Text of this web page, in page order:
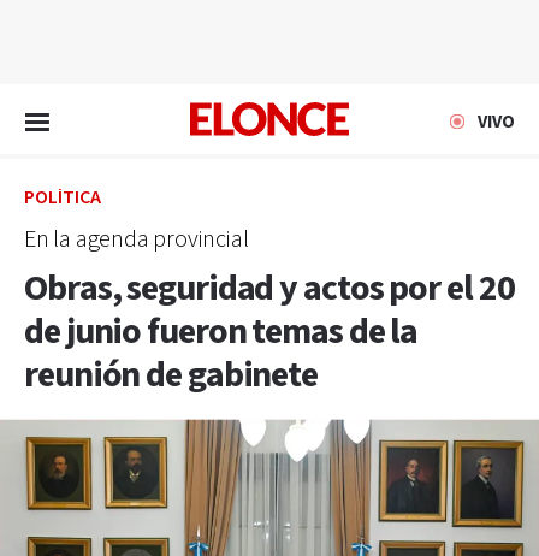
VIVO
POLÍTICA
En la agenda provincial
Obras, seguridad y actos por el 20
de junio fueron temas de la
reunión de gabinete